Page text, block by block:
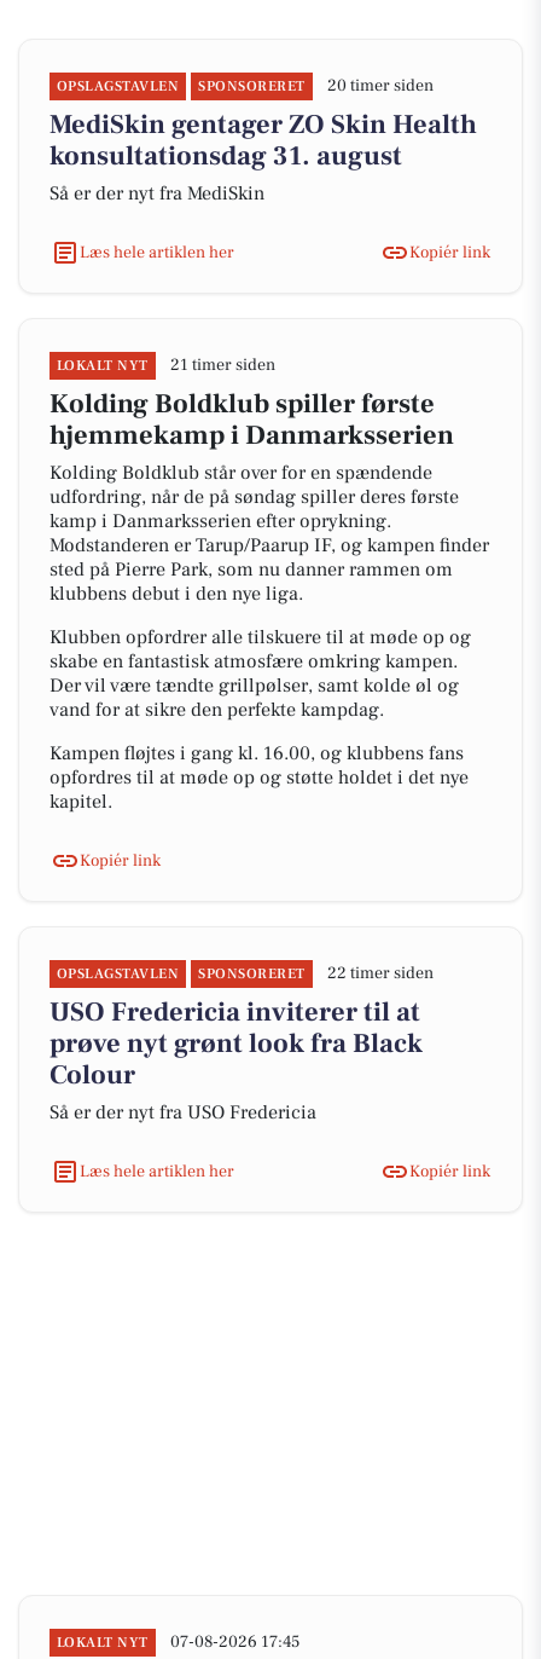
OPSLAGSTAVLEN SPONSORERET 20 timer siden
MediSkin gentager ZO Skin Health
konsultationsdag 31. august
Så er der nyt fra MediSkin
Læs hele artiklen her Kopiér link
LOKALT NYT 21 timer siden
Kolding Boldklub spiller første
hjemmekamp i Danmarksserien
Kolding Boldklub står over for en spændende
udfordring, når de på søndag spiller deres første
kamp i Danmarksserien efter oprykning.
Modstanderen er Tarup/Paarup IF, og kampen finder
sted på Pierre Park, som nu danner rammen om
klubbens debut i den nye liga.
Klubben opfordrer alle tilskuere til at møde op og
skabe en fantastisk atmosfære omkring kampen.
Der vil være tændte grillpølser, samt kolde øl og
vand for at sikre den perfekte kampdag.
Kampen fløjtes i gang kl. 16.00, og klubbens fans
opfordres til at møde op og støtte holdet i det nye
kapitel.
Kopiér link
OPSLAGSTAVLEN SPONSORERET 22 timer siden
USO Fredericia inviterer til at
prøve nyt grønt look fra Black
Colour
Så er der nyt fra USO Fredericia
Læs hele artiklen her Kopiér link
LOKALT NYT 07-08-2026 17:45